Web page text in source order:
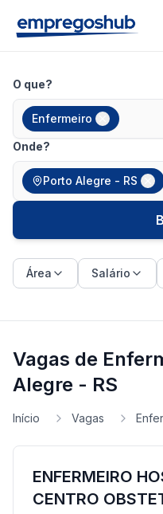
O que?
Enfermeiro
Onde?
Porto Alegre - RS
Área Salário
Vagas de
Alegre - RS
Início Vagas
ENFERMEIRO
CENTRO